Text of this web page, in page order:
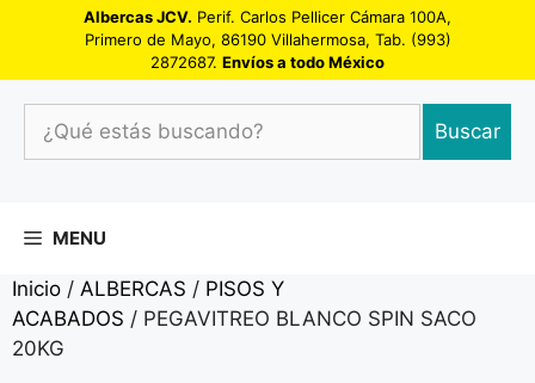
Albercas JCV. Perif. Carlos Pellicer Cámara 100A,
Primero de Mayo, 86190 Villahermosa, Tab. (993)
2872687. Envíos a todo México
¿Qué
estás
Buscar
MENU
Inicio / ALBERCAS / PISOS Y
ACABADOS / PEGAVITREO BLANCO SPIN SACO
20KG